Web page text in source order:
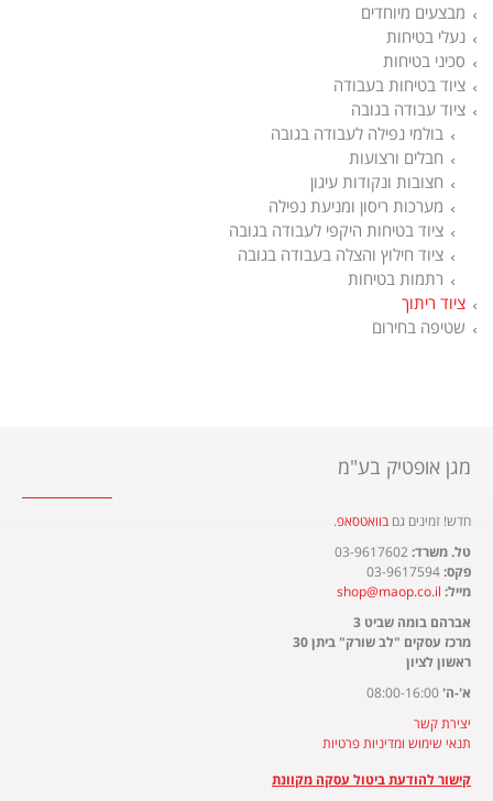
מבצעים מיוחדים
נעלי בטיחות
סכיני בטיחות
ציוד בטיחות בעבודה
ציוד עבודה בגובה
בולמי נפילה לעבודה בגובה
חבלים ורצועות
חצובות ונקודות עיגון
מערכות ריסון ומניעת נפילה
ציוד בטיחות היקפי לעבודה בגובה
ציוד חילוץ והצלה בעבודה בגובה
רתמות בטיחות
ציוד ריתוך
שטיפה בחירום
מגן אופטיק בע"מ
חדש! זמינים גם בוואטסאפ.​
טל. משרד:03-9617602
פקס:
מייל: shop@maop.co.il
אברהם בומה שביט 3
מרכז עסקים "לב שורק" ביתן 30
ראשון לציון
א'-ה' 08:00-16:00
יצירת קשר
תנאי שימוש ומדיניות פרטיות
קישור להודעת ביטול עסקה מקוונת